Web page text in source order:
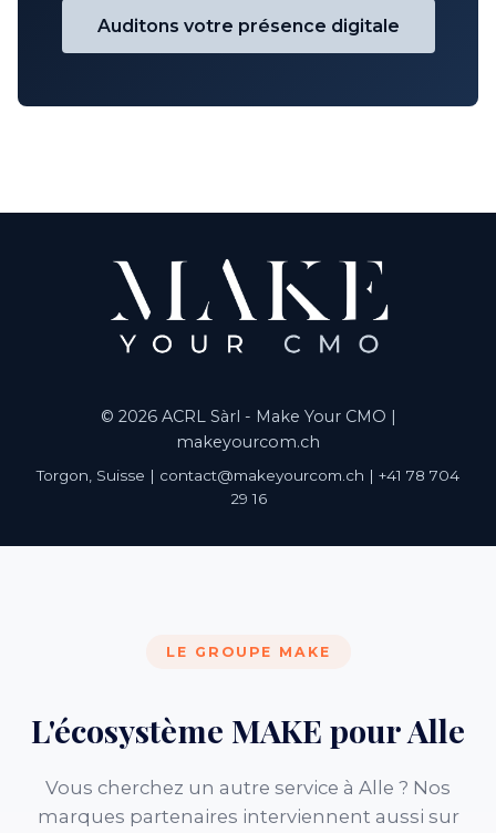
Auditons votre présence digitale
© 2026 ACRL Sàrl - Make Your CMO |
makeyourcom.ch
Torgon, Suisse | contact@makeyourcom.ch | +41 78 704
29 16
LE GROUPE MAKE
L'écosystème MAKE pour Alle
Vous cherchez un autre service à Alle ? Nos
marques partenaires interviennent aussi sur